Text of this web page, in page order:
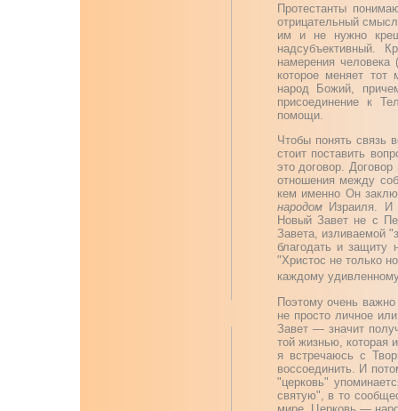
Протестанты
отрицательный
им и не нужно
надсубъективный.
намерения
которое меняет
народ Божий,
присоединение к
помощи.
Чтобы понять связь
стоит поставить
это договор.
отношения между
кем именно Он
народомИзраиля. И
Новый Завет не с
Завета, изливаемой
благодать и
"Христос не только
каждому
Поэтому очень
не просто личное
Завет — значит
той жизнью, которая
я встречаюсь с
воссоединить. И
"церковь"
святую", в то